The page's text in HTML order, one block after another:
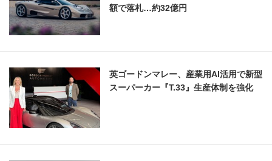
額で落札…約32億円
英ゴードンマレー、産業用AI活用で新型
スーパーカー『T.33』生産体制を強化